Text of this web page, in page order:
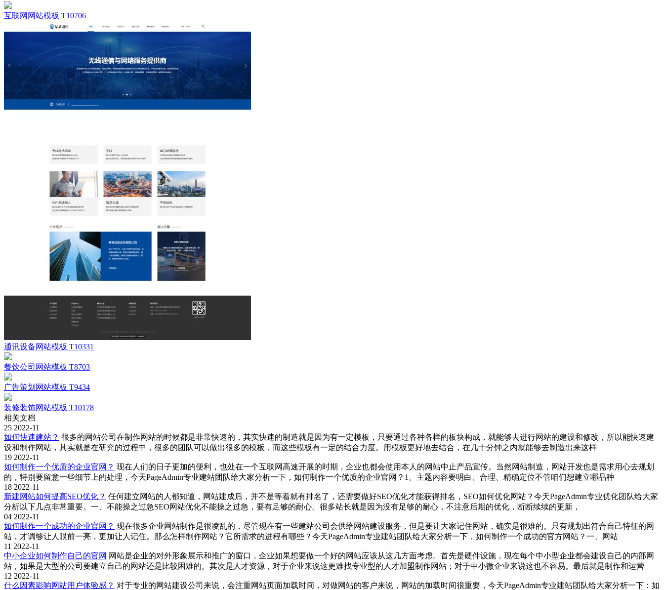
互联网网站模板 T10706
通讯设备网站模板 T10331
餐饮公司网站模板 T8703
广告策划网站模板 T9434
装修装饰网站模板 T10178
相关文档
25 2022-11
如何快速建站？ 很多的网站公司在制作网站的时候都是非常快速的，其实快速的制造就是因为有一定模板，只要通过各种各样的板块构成，就能够去进行网站的建设和修改，所以能快速建
设和制作网站，其实就是在研究的过程中，很多的团队可以做出很多的模板，而这些模板有一定的结合力度。用模板更好地去结合，在几十分钟之内就能够去制造出来这样
19 2022-11
如何制作一个优质的企业官网？ 现在人们的日子更加的便利，也处在一个互联网高速开展的时期，企业也都会使用本人的网站中止产品宣传。当然网站制造，网站开发也是需求用心去规划
的，特别要留意一些细节上的处理，今天PageAdmin专业建站团队给大家分析一下，如何制作一个优质的企业官网？1、主题内容要明白、合理、精确定位不管咱们想建立哪品种
18 2022-11
新建网站如何提高SEO优化？ 任何建立网站的人都知道，网站建成后，并不是等着就有排名了，还需要做好SEO优化才能获得排名，SEO如何优化网站？今天PageAdmin专业优化团队给大家
分析以下几点非常重要。一、不能操之过急SEO网站优化不能操之过急，要有足够的耐心。很多站长就是因为没有足够的耐心，不注意后期的优化，断断续续的更新，
04 2022-11
如何制作一个成功的企业官网？ 现在很多企业网站制作是很凌乱的，尽管现在有一些建站公司会供给网站建设服务，但是要让大家记住网站，确实是很难的。只有规划出符合自己特征的网
站，才调够让人眼前一亮，更加让人记住。那么怎样制作网站？它所需求的进程有哪些？今天PageAdmin专业建站团队给大家分析一下，如何制作一个成功的官方网站？一、网站
11 2022-11
中小企业如何制作自己的官网 网站是企业的对外形象展示和推广的窗口，企业如果想要做一个好的网站应该从这几方面考虑。首先是硬件设施，现在每个中小型企业都会建设自己的内部网
站，如果是大型的公司要建立自己的网站还是比较困难的。其次是人才资源，对于企业来说这更难找专业型的人才加盟制作网站；对于中小微企业来说这也不容易。最后就是制作和运营
12 2022-11
什么因素影响网站用户体验感？ 对于专业的网站建设公司来说，会注重网站页面加载时间，对做网站的客户来说，网站的加载时间很重要，今天PageAdmin专业建站团队给大家分析一下：如